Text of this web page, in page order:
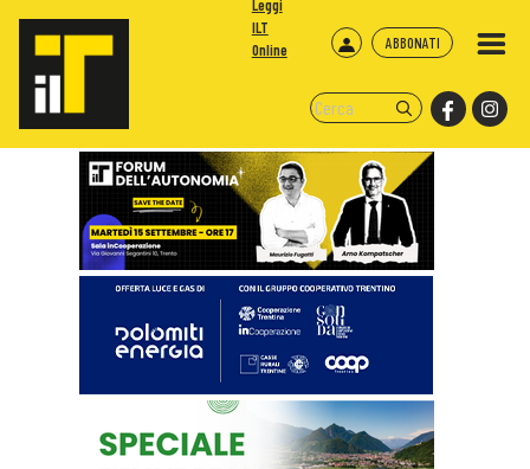
ABBONATI
Leggi
ILT
Online